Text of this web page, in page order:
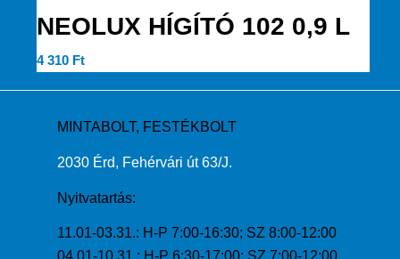
NEOLUX HÍGÍTÓ 102 0,9 L
4 310 Ft
MINTABOLT, FESTÉKBOLT
2030 Érd, Fehérvári út 63/J.
Nyitvatartás:
11.01-03.31.: H-P 7:00-16:30; SZ 8:00-12:00